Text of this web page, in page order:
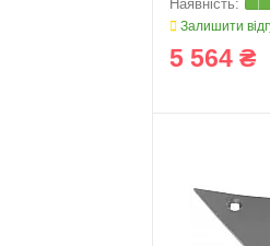
Залишити
5 564 ₴